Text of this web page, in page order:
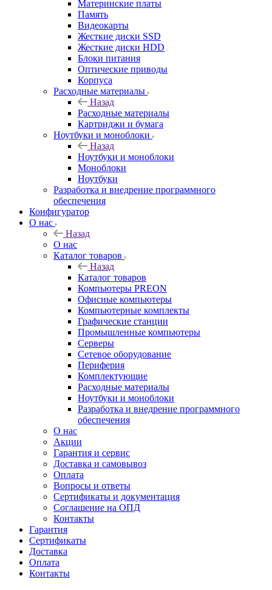
Материнские платы
Память
Видеокарты
Жесткие диски SSD
Жесткие диски HDD
Блоки питания
Оптические приводы
Корпуса
Расходные материалы
Назад
Расходные материалы
Картриджи и бумага
Ноутбуки и моноблоки
Назад
Ноутбуки и моноблоки
Моноблоки
Ноутбуки
Разработка и внедрение программного
обеспечения
Конфигуратор
О нас
Назад
О нас
Каталог товаров
Назад
Каталог товаров
Компьютеры PREON
Офисные компьютеры
Компьютерные комплекты
Графические станции
Промышленные компьютеры
Серверы
Сетевое оборудование
Периферия
Комплектующие
Расходные материалы
Ноутбуки и моноблоки
Разработка и внедрение программного
обеспечения
О нас
Акции
Гарантия и сервис
Доставка и самовывоз
Оплата
Вопросы и ответы
Сертификаты и документация
Соглашение на ОПД
Контакты
Гарантия
Сертификаты
Доставка
Оплата
Контакты